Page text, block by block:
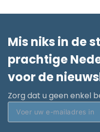
Mis niks in de
prachtige
voor de
Zorg dat u geen enkel